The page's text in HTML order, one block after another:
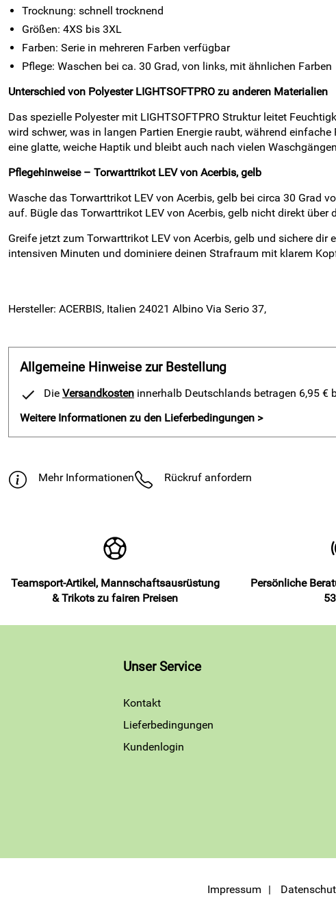
Trocknung: schnell trocknend
Größen: 4XS bis 3XL
Farben: Serie in mehreren Farben verfügbar
Pflege: Waschen bei ca. 30 Grad, von links, mit ähnlichen Farben
Unterschied von Polyester LIGHTSOFTPRO zu anderen Materialien
Das spezielle Polyester mit LIGHTSOFTPRO Struktur leitet
wird schwer, was in langen Partien Energie raubt, während
eine glatte, weiche Haptik und bleibt auch nach vielen
Pflegehinweise – Torwarttrikot LEV von Acerbis, gelb
Wasche das Torwarttrikot LEV von Acerbis, gelb bei circa 30 Grad
auf. Bügle das Torwarttrikot LEV von Acerbis, gelb nicht direkt
Greife jetzt zum Torwarttrikot LEV von Acerbis, gelb und sichere
intensiven Minuten und dominiere deinen Strafraum mit klarem
Hersteller: ACERBIS, Italien 24021 Albino Via Serio 37,
Allgemeine Hinweise zur Bestellung
Die Versandkosten innerhalb Deutschlands betragen 6,95 €
Weitere Informationen zu den Lieferbedingungen >
Mehr Informationen Rückruf anfordern
Teamsport-Artikel, Mannschaftsausrüstung
& Trikots zu fairen Preisen
Persönliche
Unser Service
Kontakt
Lieferbedingungen
Kundenlogin
Impressum